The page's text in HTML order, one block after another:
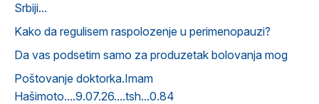
Srbiji...
Kako da regulisem raspolozenje u perimenopauzi?
Da vas podsetim samo za produzetak bolovanja mog
Poštovanje doktorka.Imam
Hašimoto....9.07.26....tsh...0.84